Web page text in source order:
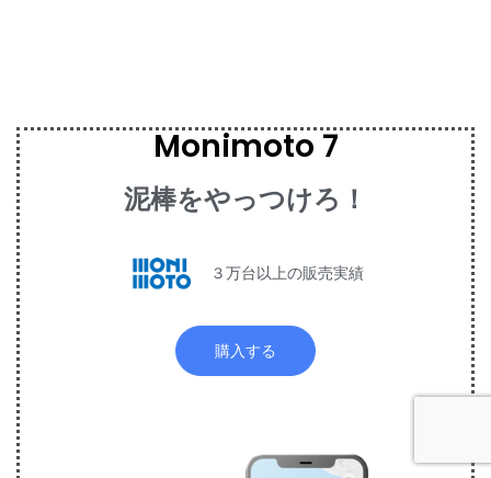
Monimoto 7
泥棒をやっつけろ！
３万台以上の販売実績
購入する